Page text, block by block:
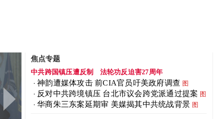
焦点专题
中共跨国镇压遭反制 法轮功反迫害27周年
神韵遭媒体攻击 前CIA官员吁美政府调查 图
反对中共跨境镇压 台北市议会跨党派通过提案 图
华商朱三东案延期审 美媒揭其中共统战背景 图